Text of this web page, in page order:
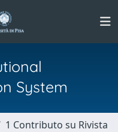
System
1 Contributo su Rivista